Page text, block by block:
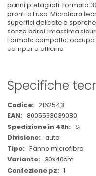
panni pretagliati. Formato
pronti all'uso. Microfibra
superfici delicate o
senza bordi.: massima
Formato compatto:
camper o officina
Specifiche
Maggiori
Informazioni
2162543
8005553039080
Si
auto
Panno microfibra
30x40cm
1